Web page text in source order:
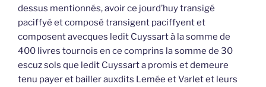
dessus mentionnés, avoir ce jourd’huy transigé
paciffyé et composé transigent paciffyent et
composent avecques ledit Cuyssart à la somme de
400 livres tournois en ce comprins la somme de 30
escuz sols que ledit Cuyssart a promis et demeure
tenu payer et bailler auxdits Lemée et Varlet et leurs